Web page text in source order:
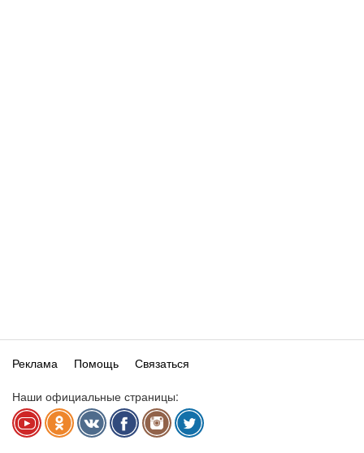
Реклама Помощь Связаться
Наши официальные страницы: